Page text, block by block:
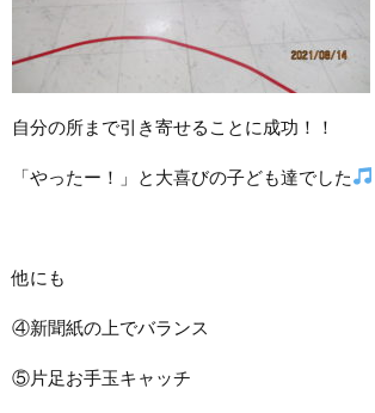
自分の所まで引き寄せることに成功！！
「やったー！」と大喜びの子ども達でした
他にも
④新聞紙の上でバランス
⑤片足お手玉キャッチ